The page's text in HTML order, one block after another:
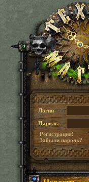
Логин
Пароль
Регистрация!
Забыли пароль?